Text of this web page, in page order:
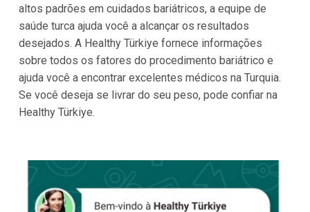
altos padrões em cuidados bariátricos, a equipe de
saúde turca ajuda você a alcançar os resultados
desejados. A Healthy Türkiye fornece informações
sobre todos os fatores do procedimento bariátrico e
ajuda você a encontrar excelentes médicos na Turquia.
Se você deseja se livrar do seu peso, pode confiar na
Healthy Türkiye.